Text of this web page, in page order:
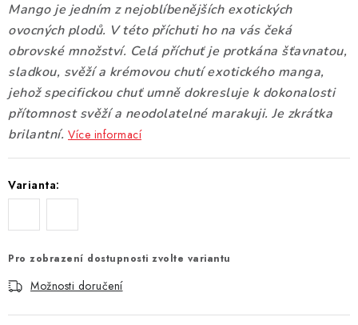
PŘÍSLUŠENSTVÍ
ZNAČKY
Vše o nákupu
Recenze
Mango je jedním z nejoblíbenějších exotických
ovocných plodů. V této příchuti ho na vás čeká
obrovské množství. Celá příchuť je protkána šťavnatou,
sladkou, svěží a krémovou chutí exotického manga,
jehož specifickou chuť umně dokresluje k dokonalosti
přítomnost svěží a neodolatelné marakuji. Je zkrátka
brilantní. Více informací
Varianta:
Pro zobrazení dostupnosti zvolte variantu
Možnosti doručení